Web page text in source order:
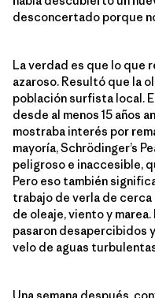
desconcertado porque
La verdad es que lo que
azaroso. Resultó que la
población surfista local.
desde al menos 15 años
mostraba interés por
mayoría, Schrödinger’s
peligroso e inaccesible,
Pero eso también
trabajo de verla de
de oleaje, viento y
pasaron desapercibidos
velo de aguas